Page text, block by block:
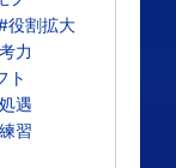
役割拡大
力
ト
遇
習